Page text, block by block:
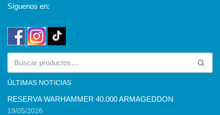
Síguenos en:
ÚLTIMAS NOTICIAS
RESERVA WARHAMMER 40.000 ARMAGEDDON
19/05/2026